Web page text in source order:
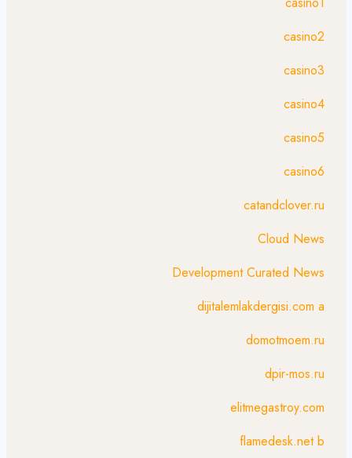
casino2
casino3
casino4
casino5
casino6
catandclover.ru
Cloud News
Development Curated News
dijitalemlakdergisi.com a
domotmoem.ru
dpir-mos.ru
elitmegastroy.com
flamedesk.net b